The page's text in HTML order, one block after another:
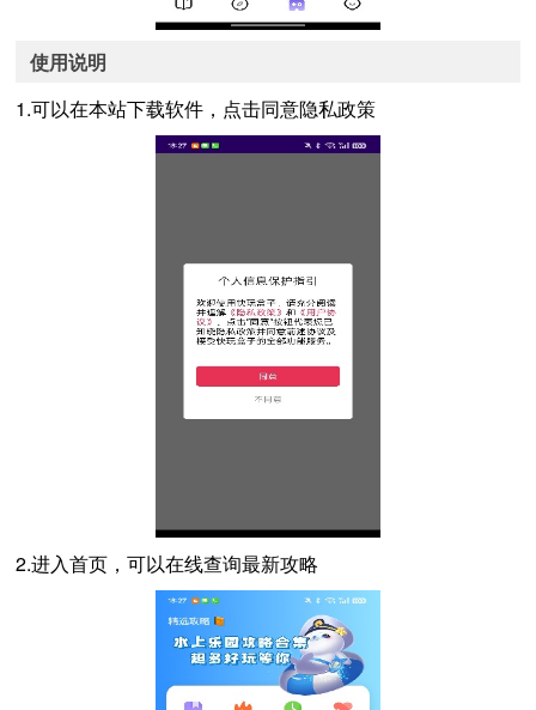
使用说明
1.可以在本站下载软件，点击同意隐私政策
2.进入首页，可以在线查询最新攻略